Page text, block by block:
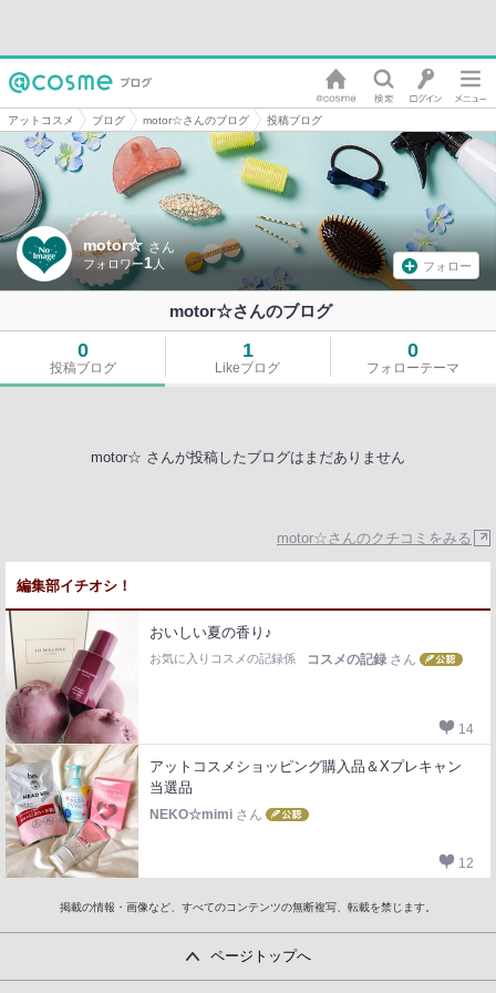
アットコスメ ブログ motor☆さんのブログ 投稿ブログ
motor☆ さん
1 フォロー
motor☆さんのブログ
0
投稿ブログ
1
Likeブログ
0
フォローテーマ
motor☆ さんが投稿したブログはまだありません
motor☆さんのクチコミをみる
編集部イチオシ！
おいしい夏の香り♪
お気に入りコスメの記録係 コスメの記録 さん
14
アットコスメショッピング購入品＆Xプレキャン
当選品
NEKO☆mimi さん
12
掲載の情報・画像など、すべてのコンテンツの無断複写、転載を禁じます。
ページトップへ